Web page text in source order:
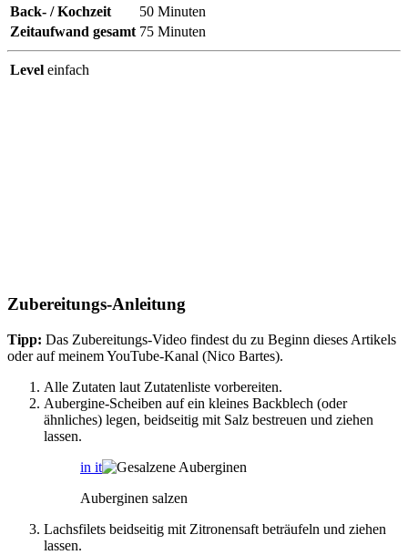
Back- / Kochzeit
50 Minuten
Zeitaufwand gesamt 75 Minuten
Level einfach
Zubereitungs-Anleitung
Tipp: Das Zubereitungs-Video findest du zu Beginn dieses Artikels
oder auf meinem YouTube-Kanal (Nico Bartes).
Alle Zutaten laut Zutatenliste vorbereiten.
Aubergine-Scheiben auf ein kleines Backblech (oder
ähnliches) legen, beidseitig mit Salz bestreuen und ziehen
lassen.
in it
Auberginen salzen
Lachsfilets beidseitig mit Zitronensaft beträufeln und ziehen
lassen.